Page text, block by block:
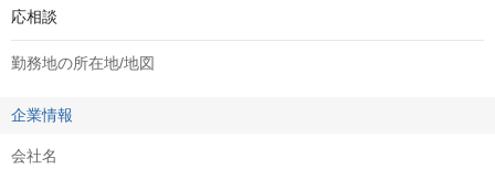
応相談
勤務地の所在地/地図
企業情報
会社名